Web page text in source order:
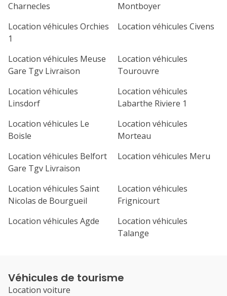
Charnecles
Montboyer
Location véhicules Orchies
1
Location véhicules Civens
Location véhicules Meuse
Gare Tgv Livraison
Location véhicules
Tourouvre
Location véhicules
Linsdorf
Location véhicules
Labarthe Riviere 1
Location véhicules Le
Boisle
Location véhicules
Morteau
Location véhicules Belfort
Gare Tgv Livraison
Location véhicules Meru
Location véhicules Saint
Nicolas de Bourgueil
Location véhicules
Frignicourt
Location véhicules Agde
Location véhicules
Talange
Véhicules de tourisme
Location voiture